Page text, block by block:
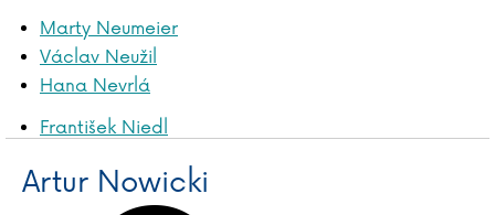
Marty Neumeier
Václav Neužil
Hana Nevrlá
František Niedl
Jan Novák
Artur Nowicki